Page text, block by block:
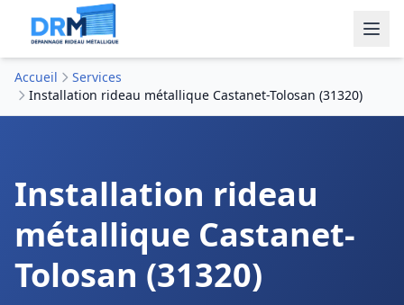
Accueil
Services
Installation rideau métallique Castanet-Tolosan (31320)
Installation rideau
métallique Castanet-
Tolosan (31320)